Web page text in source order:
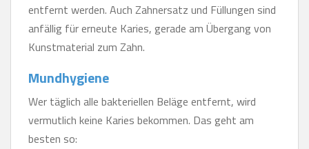
entfernt werden. Auch Zahnersatz und Füllungen sind
anfällig für erneute Karies, gerade am Übergang von
Kunstmaterial zum Zahn.
Mundhygiene
Wer täglich alle bakteriellen Beläge entfernt, wird
vermutlich keine Karies bekommen. Das geht am
besten so: